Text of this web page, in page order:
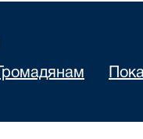
Громадянам